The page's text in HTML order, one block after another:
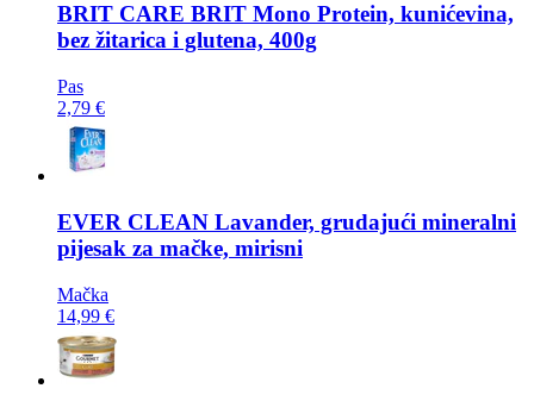
BRIT CARE BRIT Mono Protein, kunićevina,
bez žitarica i glutena, 400g
Pas
2,79 €
EVER CLEAN Lavander, grudajući mineralni
pijesak za mačke, mirisni
Mačka
14,99 €